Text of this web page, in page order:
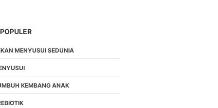
MENYUSUI SEDUNIA
KEMBANG ANAK